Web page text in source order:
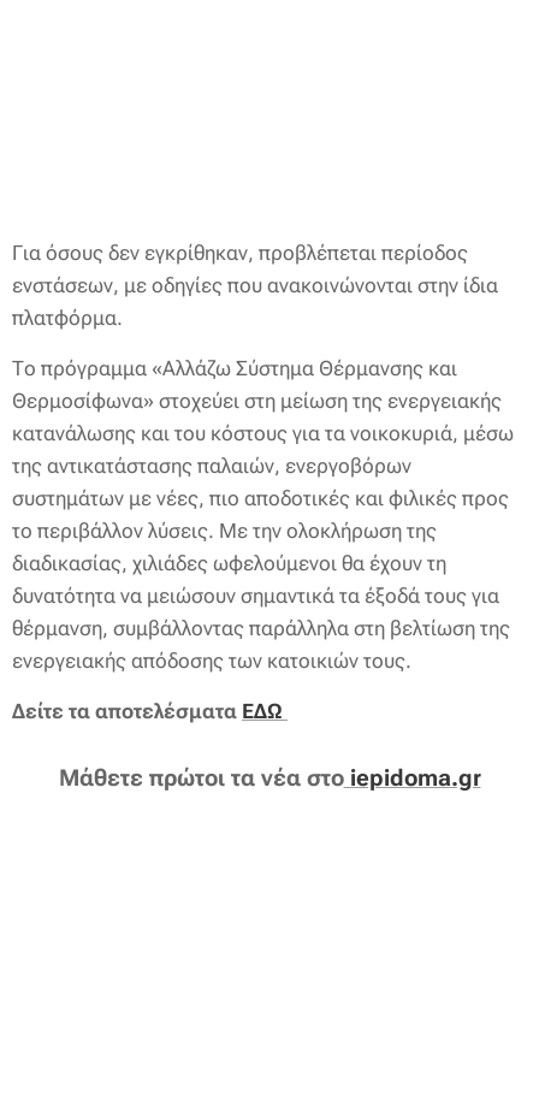
Για όσους δεν εγκρίθηκαν, προβλέπεται περίοδος
ενστάσεων, με οδηγίες που ανακοινώνονται στην ίδια
πλατφόρμα.
Το πρόγραμμα «Αλλάζω Σύστημα Θέρμανσης και
Θερμοσίφωνα» στοχεύει στη μείωση της ενεργειακής
κατανάλωσης και του κόστους για τα νοικοκυριά, μέσω
της αντικατάστασης παλαιών, ενεργοβόρων
συστημάτων με νέες, πιο αποδοτικές και φιλικές προς
το περιβάλλον λύσεις. Με την ολοκλήρωση της
διαδικασίας, χιλιάδες ωφελούμενοι θα έχουν τη
δυνατότητα να μειώσουν σημαντικά τα έξοδά τους για
θέρμανση, συμβάλλοντας παράλληλα στη βελτίωση της
ενεργειακής απόδοσης των κατοικιών τους.
Δείτε τα αποτελέσματα ΕΔΩ
Μάθετε πρώτοι τα νέα στοiepidoma.gr